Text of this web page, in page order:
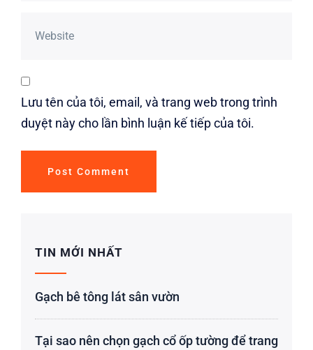
Lưu tên của tôi, email, và trang web trong trình
duyệt này cho lần bình luận kế tiếp của tôi.
TIN MỚI NHẤT
Gạch bê tông lát sân vườn
Tại sao nên chọn gạch cổ ốp tường để trang